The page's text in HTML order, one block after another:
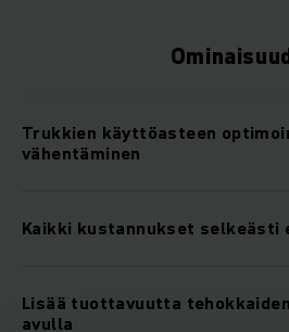
Trukkien käyttöasteen
vähentäminen
Kaikki kustannukset selkeästi
Lisää tuottavuutta
avulla